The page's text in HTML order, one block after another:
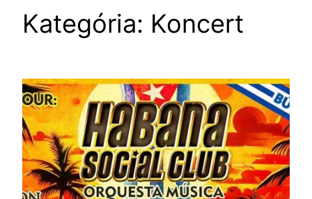
Kategória: Koncert